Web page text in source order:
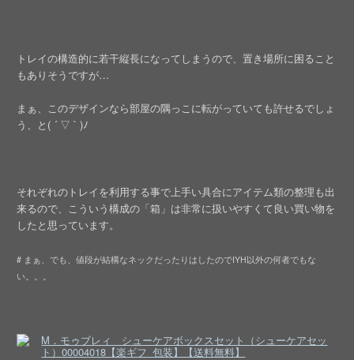
トレイの構造的に若干縦長になってしまうので、置き場所に困ること
もありそうですが…
まぁ、このデザインなら部屋の隅っこに転がっていても許せるでしょ
う、と( ´ ▽ ` )ﾉ
それぞれのトレイを利用する事で上手い具合にアイテム類の整理も出
来るので、こういう構成の「箱」は非常に扱いやすくて良い買い物を
したと思っています。
# まぁ、でも、値段が結構なネックだったりはしたのでIYH以外の何者でもな
い。。。
M．モゥブレィ シューケアボックスセット（シューケアセッ
ト）00004018【楽ギフ_包装】【送料無料】